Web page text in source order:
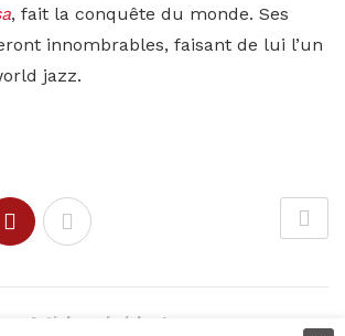
, fait la conquête du monde. Ses
innombrables, faisant de lui l’un
jazz.
Article précédent